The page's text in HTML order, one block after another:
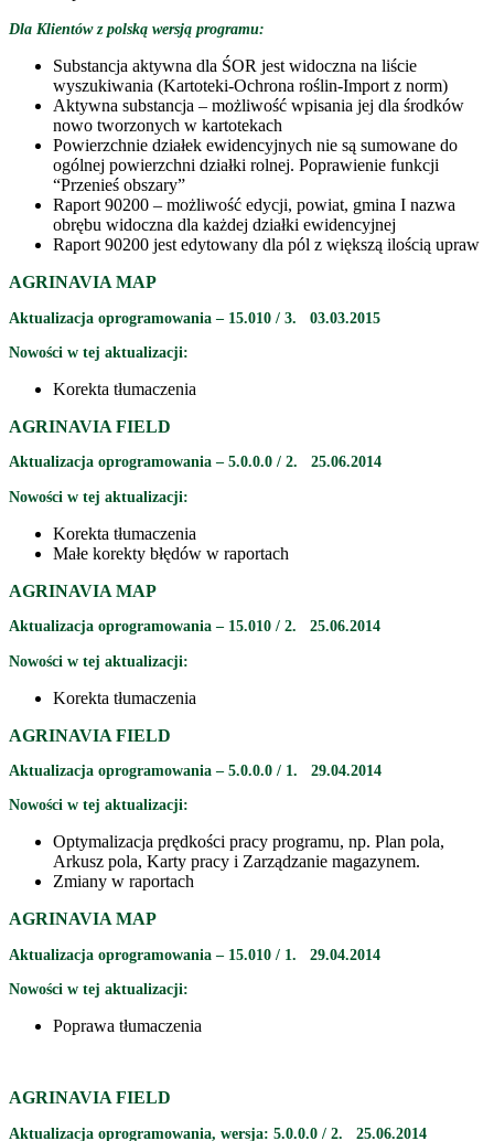
Dla Klientów z polską wersją programu:
Substancja aktywna dla ŚOR jest widoczna na liście
wyszukiwania (Kartoteki-Ochrona roślin-Import z norm)
Aktywna substancja – możliwość wpisania jej dla środków
nowo tworzonych w kartotekach
Powierzchnie działek ewidencyjnych nie są sumowane do
ogólnej powierzchni działki rolnej. Poprawienie funkcji
“Przenieś obszary”
Raport 90200 – możliwość edycji, powiat, gmina I nazwa
obrębu widoczna dla każdej działki ewidencyjnej
Raport 90200 jest edytowany dla pól z większą ilością upraw
AGRINAVIA MAP
Aktualizacja oprogramowania – 15.010 / 3. 03.03.2015
Nowości w tej aktualizacji:
Korekta tłumaczenia
AGRINAVIA FIELD
Aktualizacja oprogramowania – 5.0.0.0 / 2. 25.06.2014
Nowości w tej aktualizacji:
Korekta tłumaczenia
Małe korekty błędów w raportach
AGRINAVIA MAP
Aktualizacja oprogramowania – 15.010 / 2. 25.06.2014
Nowości w tej aktualizacji:
Korekta tłumaczenia
AGRINAVIA FIELD
Aktualizacja oprogramowania – 5.0.0.0 / 1. 29.04.2014
Nowości w tej aktualizacji:
Optymalizacja prędkości pracy programu, np. Plan pola,
Arkusz pola, Karty pracy i Zarządzanie magazynem.
Zmiany w raportach
AGRINAVIA MAP
Aktualizacja oprogramowania – 15.010 / 1. 29.04.2014
Nowości w tej aktualizacji:
Poprawa tłumaczenia
AGRINAVIA FIELD
Aktualizacja oprogramowania, wersja: 5.0.0.0 / 2. 25.06.2014